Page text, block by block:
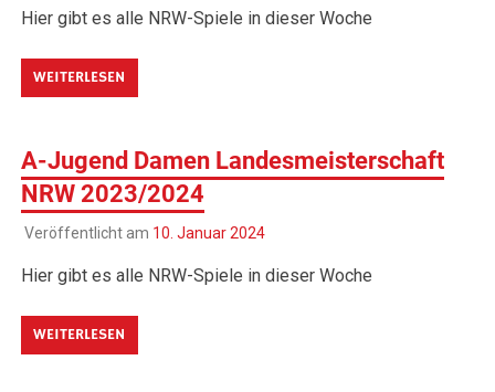
Hier gibt es alle NRW-Spiele in dieser Woche
WEITERLESEN
A-Jugend Damen Landesmeisterschaft
NRW 2023/2024
Veröffentlicht am 10. Januar 2024
Hier gibt es alle NRW-Spiele in dieser Woche
WEITERLESEN